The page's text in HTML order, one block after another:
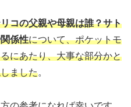
コの父親や母親は誰？サト
係性について、ポケットモ
にあたり、大事な部分かと
ました。